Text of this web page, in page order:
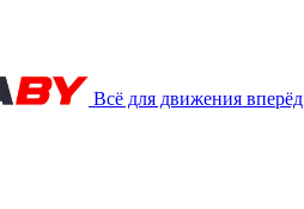
Всё для движения вперёд